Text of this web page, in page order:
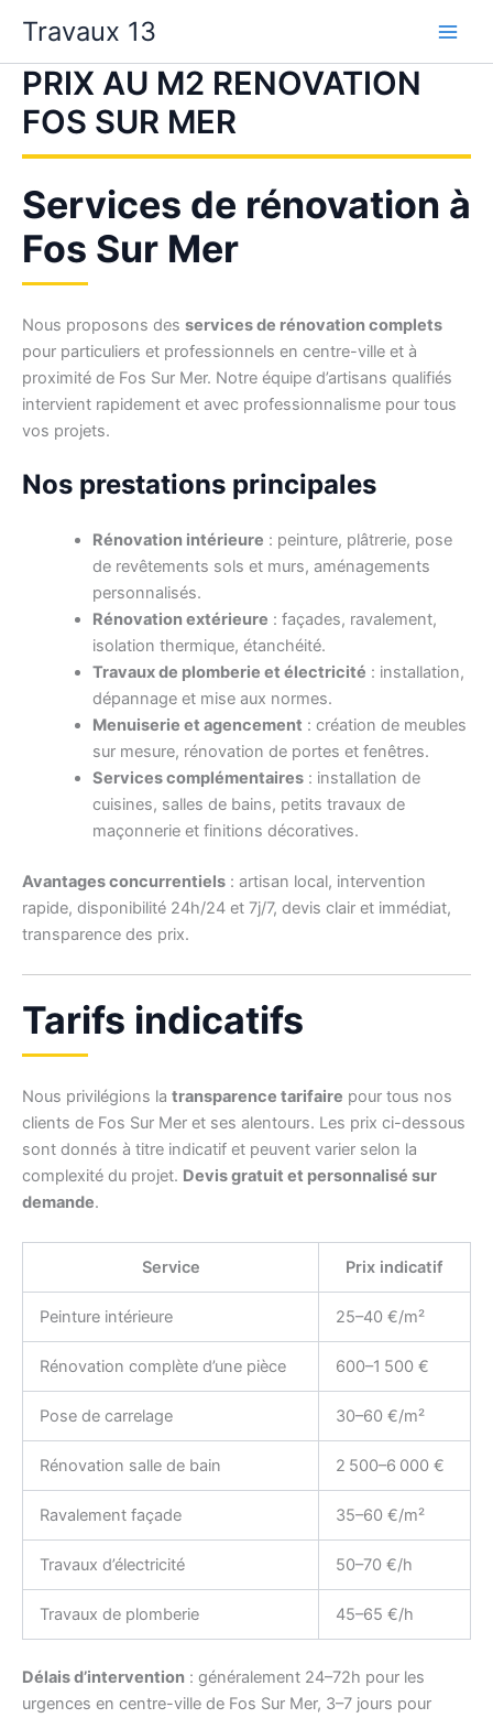
contenu
Travaux 13
PRIX AU M2 RENOVATION
FOS SUR MER
Services de rénovation à
Fos Sur Mer
Nous proposons des services de rénovation complets
pour particuliers et professionnels en centre-ville et à
proximité de Fos Sur Mer. Notre équipe d’artisans qualifiés
intervient rapidement et avec professionnalisme pour tous
vos projets.
Nos prestations principales
Rénovation intérieure : peinture, plâtrerie, pose
de revêtements sols et murs, aménagements
personnalisés.
Rénovation extérieure : façades, ravalement,
isolation thermique, étanchéité.
Travaux de plomberie et électricité : installation,
dépannage et mise aux normes.
Menuiserie et agencement : création de meubles
sur mesure, rénovation de portes et fenêtres.
Services complémentaires: installation de
cuisines, salles de bains, petits travaux de
maçonnerie et finitions décoratives.
Avantages concurrentiels : artisan local, intervention
rapide, disponibilité 24h/24 et 7j/7, devis clair et immédiat,
transparence des prix.
Tarifs indicatifs
Nous privilégions la transparence tarifaire pour tous nos
clients de Fos Sur Mer et ses alentours. Les prix ci-dessous
sont donnés à titre indicatif et peuvent varier selon la
complexité du projet. Devis gratuit et personnalisé sur
demande.
Service Prix indicatif
Peinture intérieure 25–40 €/m²
Rénovation complète d’une pièce 600–1 500 €
Pose de carrelage 30–60 €/m²
Rénovation salle de bain 2 500–6 000 €
Ravalement façade 35–60 €/m²
Travaux d’électricité 50–70 €/h
Travaux de plomberie 45–65 €/h
Délais d’intervention : généralement 24–72h pour les
urgences en centre-ville de Fos Sur Mer, 3–7 jours pour